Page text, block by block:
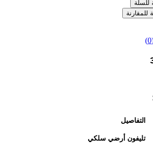
للسلة
للمقارنة
التفاصيل
تليفون أرضي سلكي